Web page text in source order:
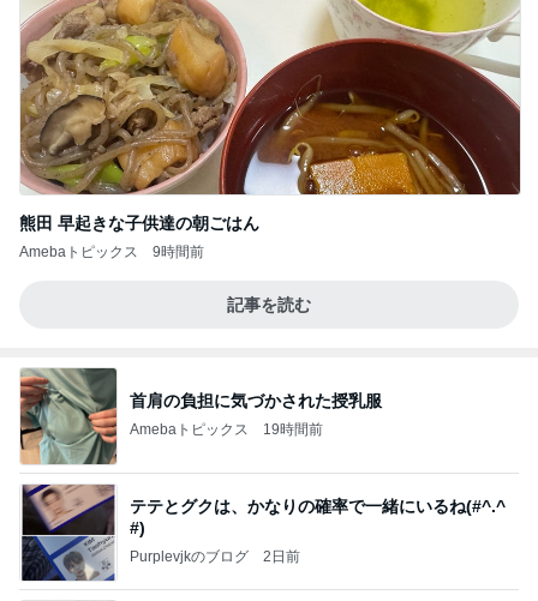
熊田 早起きな子供達の朝ごはん
Amebaトピックス 9時間前
記事を読む
首肩の負担に気づかされた授乳服
Amebaトピックス 19時間前
テテとグクは、かなりの確率で一緒にいるね(#^.^
#)
Purplevjkのブログ 2日前